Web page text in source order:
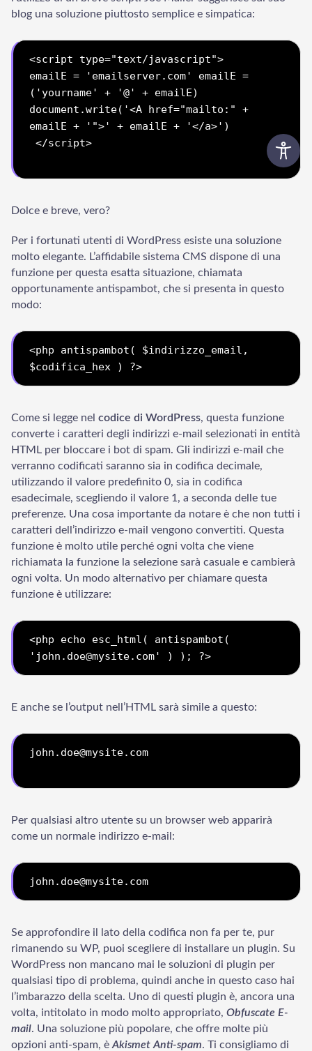
blog una soluzione piuttosto semplice e simpatica:
<script type="text/javascript">
emailE = 'emailserver.com' emailE =
document.write('<A href="mailto:" +
emailE + '">' + emailE + '</a>')
Dolce e breve, vero?
Per i fortunati utenti di WordPress esiste una soluzione
molto elegante. L’affidabile sistema CMS dispone di una
funzione per questa esatta situazione, chiamata
opportunamente antispambot, che si presenta in questo
modo:
<php antispambot ( $indirizzo_email
$codifica_hex
) ?>
Come si legge nel codice di WordPress, questa funzione
converte i caratteri degli indirizzi e-mail selezionati in entità
HTML per bloccare i bot di spam. Gli indirizzi e-mail che
verranno codificati saranno sia in codifica decimale,
utilizzando il valore predefinito 0, sia in codifica
esadecimale, scegliendo il valore 1, a seconda delle tue
preferenze. Una cosa importante da notare è che non tutti i
caratteri dell’indirizzo e-mail vengono convertiti. Questa
funzione è molto utile perché ogni volta che viene
richiamata la funzione la selezione sarà casuale e cambierà
ogni volta. Un modo alternativo per chiamare questa
funzione è utilizzare:
<php echo esc_html( antispambot(
'john.doe@mysite.com' ) ); ?>
E anche se l’output nell’HTML sarà simile a questo:
john.doe@mysite.com
Per qualsiasi altro utente su un browser web apparirà
come un normale indirizzo e-mail:
Se approfondire il lato della codifica non fa per te, pur
rimanendo su WP, puoi scegliere di installare un plugin. Su
WordPress non mancano mai le soluzioni di plugin per
qualsiasi tipo di problema, quindi anche in questo caso hai
l’imbarazzo della scelta. Uno di questi plugin è, ancora una
volta, intitolato in modo molto appropriato, Obfuscate E-
mail. Una soluzione più popolare, che offre molte più
opzioni anti-spam, è Akismet Anti-spam. Ti consigliamo di
Welcome to Our Chat!
Start Chat